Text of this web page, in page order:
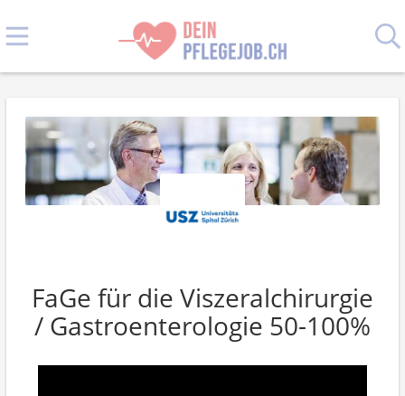
FaGe für die Viszeralchirurgie
/ Gastroenterologie 50-100%